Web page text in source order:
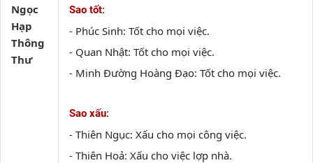
Ngọc
Hạp
Thông
Thư
Sao tốt:
- Phúc Sinh: Tốt cho mọi việc.
- Quan Nhật: Tốt cho mọi việc.
- Minh Đường Hoàng Đạo: Tốt cho mọi việc.
Sao xấu:
- Thiên Ngục: Xấu cho mọi công việc.
- Thiên Hoả: Xấu cho việc lợp nhà.